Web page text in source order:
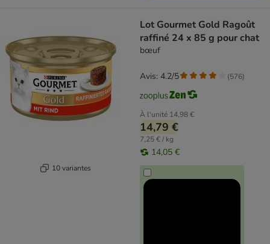
10 variantes
Lot Gourmet Gold Ragoût
raffiné 24 x 85 g pour chat
bœuf
À l'unité 14,98 €
14,79 €
7,25 € / kg
14,05 €
Avis: 4.2/5 (576)